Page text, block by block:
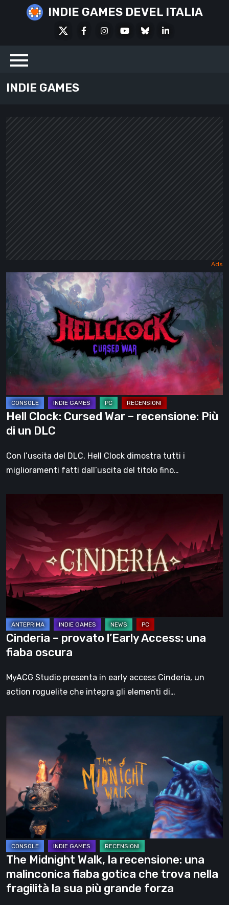
INDIE GAMES DEVEL ITALIA
FacebookInstagramYoutubeBlueskyLinkedIn
INDIE GAMES
Clock:
Cursed
War
–
recensione:
di
un
DLC
Hell Clock: Cursed War – recensione: Più
di un DLC
Con l’uscita del DLC, Hell Clock dimostra tutti i
miglioramenti fatti dall’uscita del titolo fino…
provato
l’Early
Access:
una
fiaba
oscura
Cinderia – provato l’Early Access: una
fiaba oscura
MyACG Studio presenta in early access Cinderia, un
action roguelite che integra gli elementi di…
la
recensione:
una
malinconica
gotica
che
trova
nella
fragilità
The Midnight Walk, la recensione: una
malinconica fiaba gotica che trova nella
fragilità la sua più grande forza